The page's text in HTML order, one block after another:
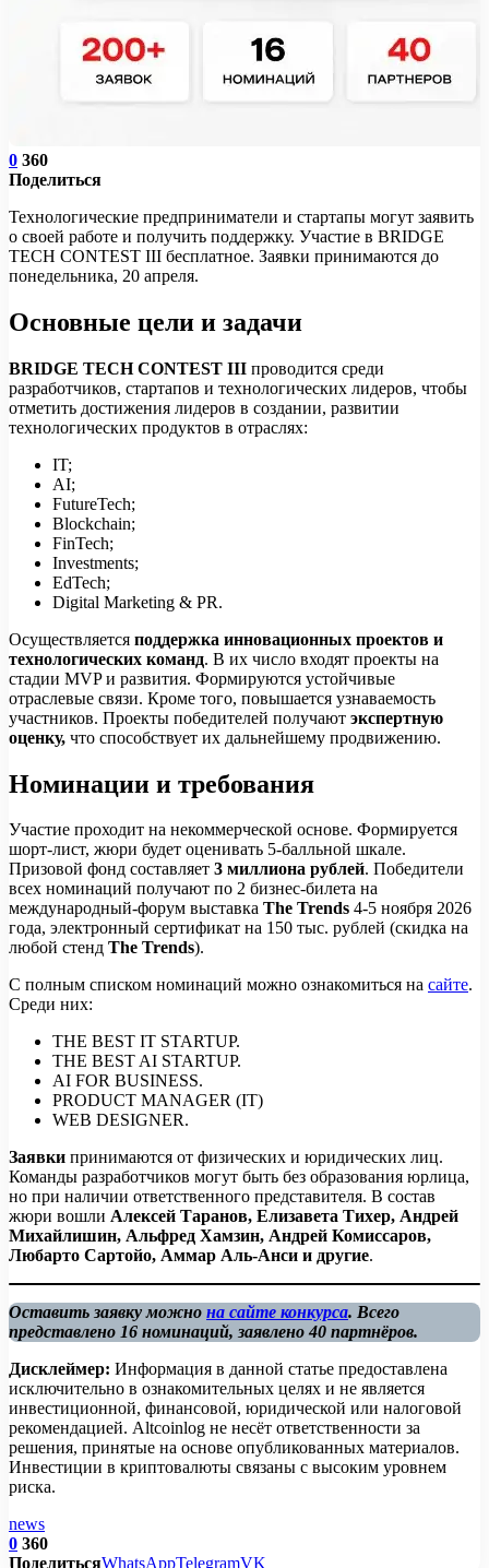
0 360
Поделиться
Технологические предприниматели и стартапы могут заявить
о своей работе и получить поддержку. Участие в BRIDGE
TECH CONTEST III бесплатное. Заявки принимаются до
понедельника, 20 апреля.
Основные цели и задачи
BRIDGE TECH CONTEST III проводится среди
разработчиков, стартапов и технологических лидеров, чтобы
отметить достижения лидеров в создании, развитии
технологических продуктов в отраслях:
IT;
AI;
FutureTech;
Blockchain;
FinTech;
Investments;
EdTech;
Digital Marketing & PR.
Осуществляется поддержка инновационных проектов и
технологических команд. В их число входят проекты на
стадии MVP и развития. Формируются устойчивые
отраслевые связи. Кроме того, повышается узнаваемость
участников. Проекты победителей получают экспертную
оценку, что способствует их дальнейшему продвижению.
Номинации и требования
Участие проходит на некоммерческой основе. Формируется
шорт-лист, жюри будет оценивать 5-балльной шкале.
Призовой фонд составляет 3 миллиона рублей. Победители
всех номинаций получают по 2 бизнес-билета на
международный-форум выставка The Trends 4-5 ноября 2026
года, электронный сертификат на 150 тыс. рублей (скидка на
любой стенд The Trends).
С полным списком номинаций можно ознакомиться на сайте.
Среди них:
THE BEST IT STARTUP.
THE BEST AI STARTUP.
AI FOR BUSINESS.
PRODUCT MANAGER (IT)
WEB DESIGNER.
Заявки принимаются от физических и юридических лиц.
Команды разработчиков могут быть без образования юрлица,
но при наличии ответственного представителя. В состав
жюри вошли Алексей Таранов, Елизавета Тихер, Андрей
Михайлишин, Альфред Хамзин, Андрей Комиссаров,
Любарто Сартойо, Аммар Аль-Анси и другие.
Оставить заявку можно на сайте конкурса. Всего
представлено 16 номинаций, заявлено 40 партнёров.
Дисклеймер: Информация в данной статье предоставлена
исключительно в ознакомительных целях и не является
инвестиционной, финансовой, юридической или налоговой
рекомендацией. Altcoinlog не несёт ответственности за
решения, принятые на основе опубликованных материалов.
Инвестиции в криптовалюты связаны с высоким уровнем
риска.
news
0 360
ПоделитьсяWhatsAppTelegramVK